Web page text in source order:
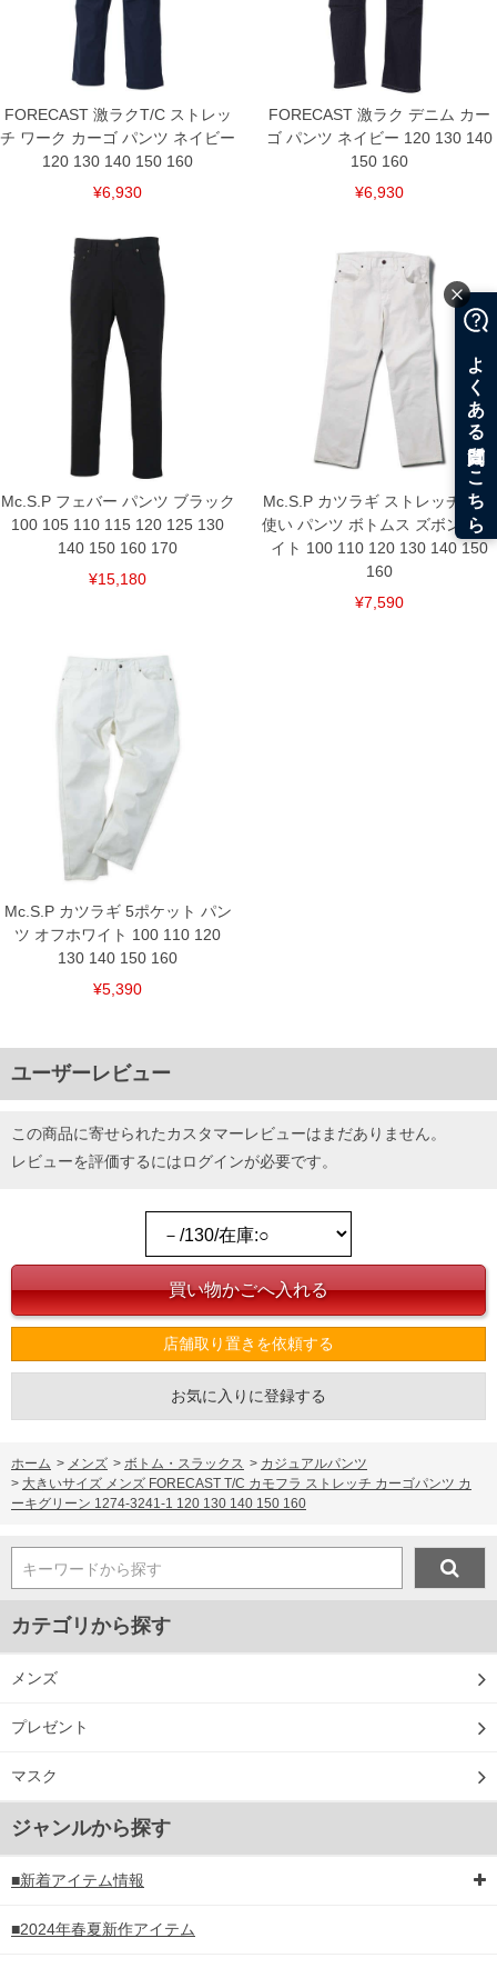
FORECAST 激ラクT/C ストレッ
チ ワーク カーゴ パンツ ネイビー
120 130 140 150 160
¥6,930
FORECAST 激ラク デニム カー
ゴ パンツ ネイビー 120 130 140
150 160
¥6,930
Mc.S.P フェバー パンツ ブラック
100 105 110 115 120 125 130
140 150 160 170
¥15,180
Mc.S.P カツラギ ストレッチ 合皮
使い パンツ ボトムス ズボン ホワ
イト 100 110 120 130 140 150
160
¥7,590
Mc.S.P カツラギ 5ポケット パン
ツ オフホワイト 100 110 120
130 140 150 160
¥5,390
ユーザーレビュー
この商品に寄せられたカスタマーレビューはまだありません。
レビューを評価するにはログインが必要です。
店舗取り置きを依頼する
お気に入りに登録する
ホーム > メンズ > ボトム・スラックス > カジュアルパンツ
> 大きいサイズ メンズ FORECAST T/C カモフラ ストレッチ カーゴパンツ カ
ーキグリーン 1274-3241-1 120 130 140 150 160
キーワードから探す
カテゴリから探す
メンズ
プレゼント
マスク
ジャンルから探す
■新着アイテム情報
■2024年春夏新作アイテム